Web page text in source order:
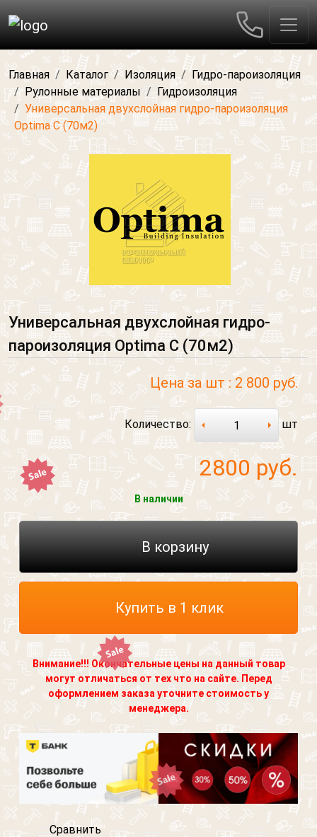
Главная Каталог Изоляция
Гидро-пароизоляция
Рулонные материалы
Гидроизоляция
Универсальная двухслойная гидро-пароизоляция
Optima C (70м2)
Универсальная двухслойная гидро-
пароизоляция Optima C (70м2)
Цена за шт : 2 800 руб.
Количество: шт
2800 руб.
В наличии
В корзину
Купить в 1 клик
Внимание!!! Окончательные цены на данный товар
могут отличаться от тех что на сайте. Перед
оформлением заказа уточните стоимость у
менеджера.
Сравнить